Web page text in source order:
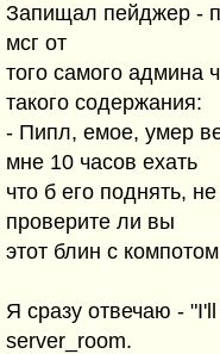
Запищал пейджер -
мсг от
того самого админа
такого содержания:
- Пипл, емое, умер
мне 10 часов ехать
что б его поднять,
проверите ли вы
этот блин с
Я сразу отвечаю -
server_room.